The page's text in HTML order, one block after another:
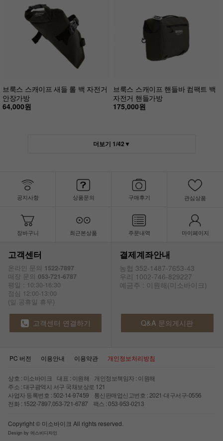
브룩스 스캐이프 새들 롤 백 자전거
안장가방
64,000원
브룩스 스캐이프 핸들바 컴팩트 백
자전거 핸들가방
175,000원
더보기 1/42▼
공지사항 상품문의 구매후기 관심상품
장바구니 최근본상품 주문내역 마이페이지
고객센터
온라인 문의 1522-7897
매장 문의 053-721-6787
평일 : 10:30-16:30
점심 12:00-13:00
(일.공휴일 휴무)
결제계좌안내
농협 352-1487-7653-43
우리 1002-746-829227
예금주 : 이원해(미소바이크)
고객센터 연결하기 Q&A 문의게시판
PC 버전 이용안내 이용약관 개인정보처리방침
상호 : 미소바이크 대표 : 이원해 개인정보책임자 : 이원해
주소 : 대구광역시 서구 국채보상로 121
사업자 등록번호 : 502-14-97459 통신판매업신고번호 : 2021-대구서구-0556
전화 : 1522-7897,053-721-6787 팩스 : 053-953-0213
Copyright © 미소바이크 All rights reserved.
Design by 에스비디자인